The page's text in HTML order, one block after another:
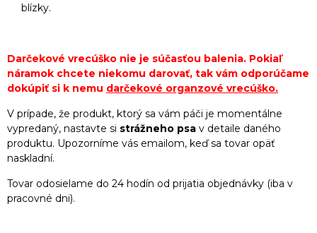
blízky.
Darčekové vrecúško nie je súčasťou balenia. Pokiaľ
náramok chcete niekomu darovať, tak vám odporúčame
dokúpiť si k nemu darčekové organzové vrecúško.
V prípade, že produkt, ktorý sa vám páči je momentálne
vypredaný, nastavte si strážneho psa v detaile daného
produktu. Upozorníme vás emailom, keď sa tovar opäť
naskladní.
Tovar odosielame do 24 hodín od prijatia objednávky (iba v
pracovné dni).